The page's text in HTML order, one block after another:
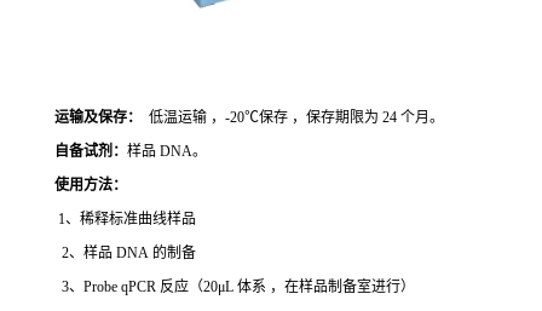
运输及保存：
低温运输 ，-20℃保存 ，保存期限为 24 个月。
自备试剂： 样品 DNA。
使用方法：
1、稀释标准曲线样品
2、样品 DNA 的制备
3、Probe qPCR 反应（20μL 体系 ，在样品制备室进行）